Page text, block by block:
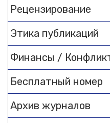
Рецензирование
Этика публикаций
Финансы /
Бесплатный номер
Архив журналов